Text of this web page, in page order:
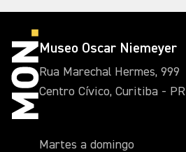
Museo Oscar Niemeyer
Rua Marechal Hermes, 999
Centro Cívico, Curitiba - PR
Martes a domingo